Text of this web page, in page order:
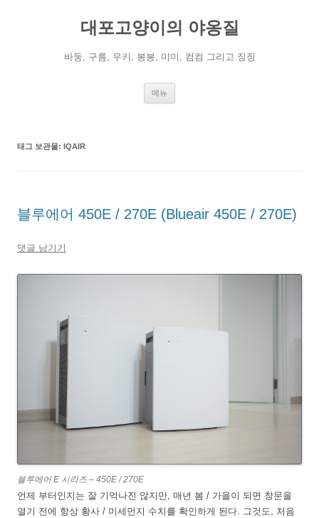
대포고양이의 야옹질
바둥, 구름, 우키, 봉봉, 미미, 컴컴 그리고 징징
메뉴
태그 보관물: IQAIR
블루에어 450E / 270E (Blueair 450E / 270E)
댓글 남기기
블루에어 E 시리즈 – 450E / 270E
언제 부터인지는 잘 기억나진 않지만, 매년 봄 / 가을이 되면 창문을
열기 전에 항상 황사 / 미세먼지 수치를 확인하게 된다. 그것도, 처음